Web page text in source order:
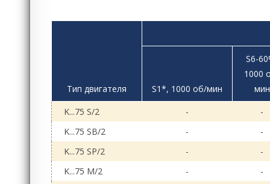
Тип двигателя S1*, 1000 об/мин
S6-
1000
мин
K...75 S/2
-
-
K...75 SB/2
-
-
K...75 SP/2
-
-
K...75 M/2
-
-